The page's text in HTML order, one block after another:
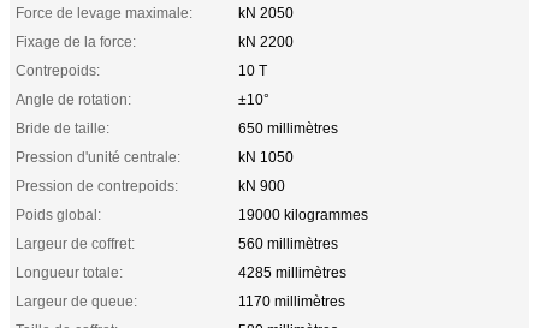
Force de levage maximale:
kN 2050
Fixage de la force:
kN 2200
Contrepoids:
10 T
Angle de rotation:
±10°
Bride de taille:
650 millimètres
Pression d'unité centrale:
kN 1050
Pression de contrepoids:
kN 900
Poids global:
19000 kilogrammes
Largeur de coffret:
560 millimètres
Longueur totale:
4285 millimètres
Largeur de queue:
1170 millimètres